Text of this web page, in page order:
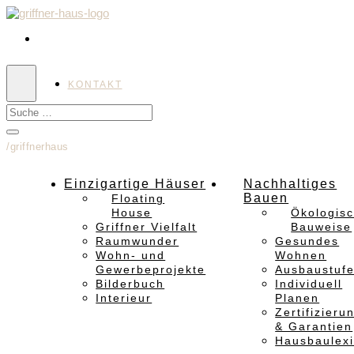
KONTAKT
/griffnerhaus
Einzigartige Häuser
Floating
House
Griffner Vielfalt
Raumwunder
Wohn- und
Gewerbeprojekte
Bilderbuch
Interieur
Nachhaltiges
Bauen
Bauweise
Gesundes
Wohnen
Individuell
Planen
& Garantien